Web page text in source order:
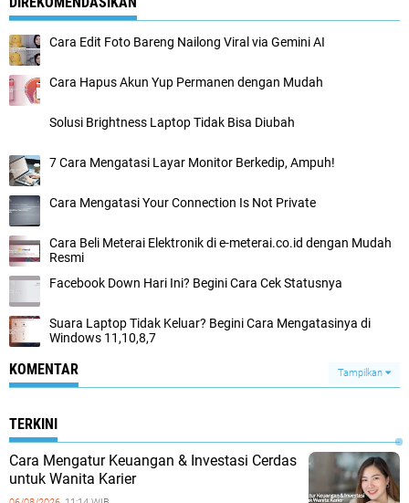
Cara Edit Foto Bareng Nailong Viral via Gemini AI
Cara Hapus Akun Yup Permanen dengan Mudah
Solusi Brightness Laptop Tidak Bisa Diubah
7 Cara Mengatasi Layar Monitor Berkedip, Ampuh!
Cara Mengatasi Your Connection Is Not Private
Cara Beli Meterai Elektronik di e-meterai.co.id dengan Mudah
Resmi
Facebook Down Hari Ini? Begini Cara Cek Statusnya
Suara Laptop Tidak Keluar? Begini Cara Mengatasinya di
Windows 11,10,8,7
KOMENTAR Tampilkan
TERKINI
Cara Mengatur Keuangan & Investasi Cerdas
untuk Wanita Karier